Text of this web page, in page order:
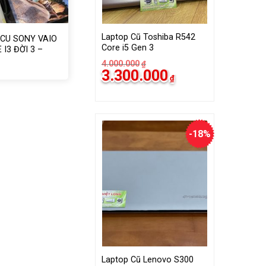
Laptop Cũ Toshiba R542
Core i5 Gen 3
4.000.000 ₫
Giá
gốc
3.300.000 ₫hiện
tại
-18%
Laptop Cũ Lenovo S300
SONY VAIO
I3 ĐỜI 3 –